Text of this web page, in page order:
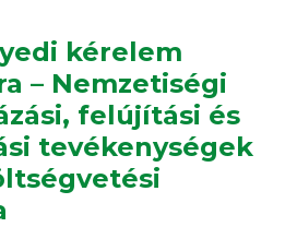
kérelem
– Nemzetiségi
felújítási és
tevékenységek